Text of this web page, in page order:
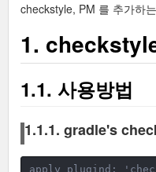
checkstyle, PM 를 추가하
1.
1.1. 사용방법
1.1.1. gradle's
apply plugind: